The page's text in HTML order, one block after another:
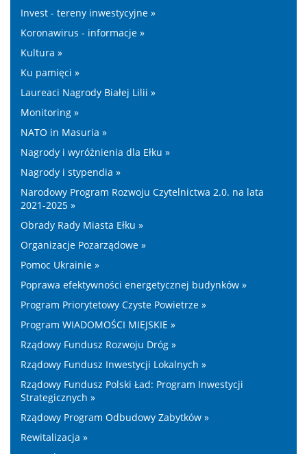
Invest - tereny inwestycyjne »
Koronawirus - informacje »
Kultura »
Ku pamięci »
Laureaci Nagrody Białej Lilii »
Monitoring »
NATO in Masuria »
Nagrody i wyróżnienia dla Ełku »
Nagrody i stypendia »
Narodowy Program Rozwoju Czytelnictwa 2.0. na lata
2021-2025 »
Obrady Rady Miasta Ełku »
Organizacje Pozarządowe »
Pomoc Ukrainie »
Poprawa efektywności energetycznej budynków »
Program Priorytetowy Czyste Powietrze »
Program WIADOMOŚCI MIEJSKIE »
Rządowy Fundusz Rozwoju Dróg »
Rządowy Fundusz Inwestycji Lokalnych »
Rządowy Fundusz Polski Ład: Program Inwestycji
Strategicznych »
Rządowy Program Odbudowy Zabytków »
Rewitalizacja »